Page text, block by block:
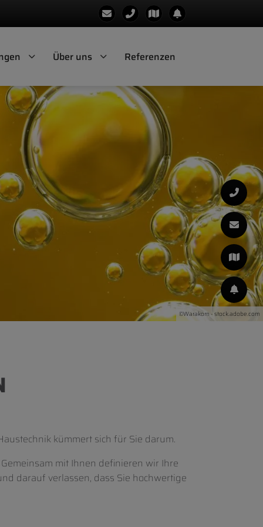
Über uns Referenzen
©Warakorn - stock.adobe.com
kümmert sich für Sie darum.
mit Ihnen definieren wir Ihre
darauf verlassen, dass Sie hochwertige